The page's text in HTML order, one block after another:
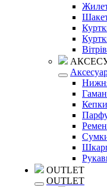
Кепки
OUTLET
OUTLET